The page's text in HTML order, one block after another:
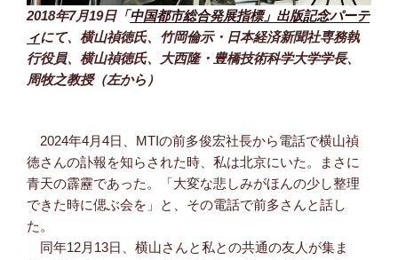
2018年7月19日「中国都市総合発展指標」出版記念パーテ
ィにて、横山禎徳氏、竹岡倫示・日本経済新聞社専務執
行役員、横山禎徳氏、大西隆・豊橋技術科学大学学長、
周牧之教授（左から）
2024年4月4日、MTIの前多俊宏社長から電話で横山禎
徳さんの訃報を知らされた時、私は北京にいた。まさに
青天の霹靂であった。「大変な悲しみがほんの少し整理
できた時に偲ぶ会を」と、その電話で前多さんと話し
た。
同年12月13日、横山さんと私との共通の友人が集ま